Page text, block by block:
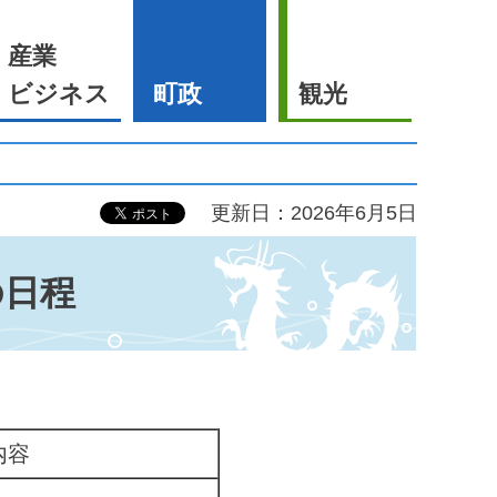
産業
ビジネス
町政 観光
更新日：2026年6月5日
程
容